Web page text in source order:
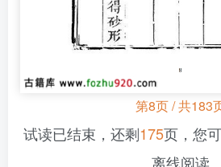
第8页 / 共183
试读已结束，还剩175页，您
离线阅读